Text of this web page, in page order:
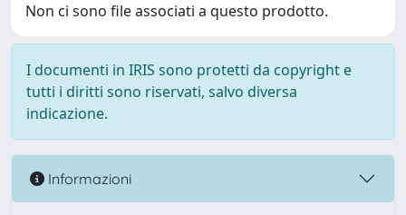
Non ci sono file associati a questo prodotto.
I documenti in IRIS sono protetti da copyright e
tutti i diritti sono riservati, salvo diversa
indicazione.
Informazioni